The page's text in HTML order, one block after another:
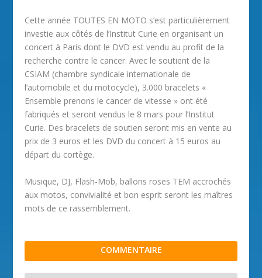
Cette année TOUTES EN MOTO s’est particulièrement
investie aux côtés de l’Institut Curie en organisant un
concert à Paris dont le DVD est vendu au profit de la
recherche contre le cancer. Avec le soutient de la
CSIAM (chambre syndicale internationale de
l’automobile et du motocycle), 3.000 bracelets «
Ensemble prenons le cancer de vitesse » ont été
fabriqués et seront vendus le 8 mars pour l’Institut
Curie. Des bracelets de soutien seront mis en vente au
prix de 3 euros et les DVD du concert à 15 euros au
départ du cortège.
Musique, DJ, Flash-Mob, ballons roses TEM accrochés
aux motos, convivialité et bon esprit seront les maîtres
mots de ce rassemblement.
COMMENTAIRE